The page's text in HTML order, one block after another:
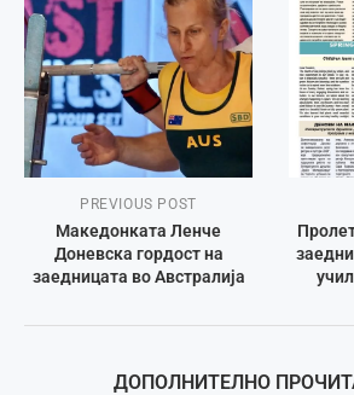
PREVIOUS POST
Македонката Ленче
Доневска гордост на
заедницата во Австралија
ДОПОЛНИТЕЛНО